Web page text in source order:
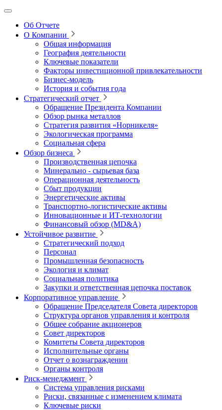
Об Отчете
О Компании
Общая информация
География деятельности
Ключевые показатели
Факторы инвестиционной привлекательности
Бизнес-модель
История и события года
Стратегический отчет
Обращение Президента Компании
Обзор рынка металлов
Стратегия развития «Норникеля»
Экологическая программа
Социальная сфера
Обзор бизнеса
Производственная цепочка
Минерально ‑ сырьевая база
Операционная деятельность
Сбыт продукции
Энергетические активы
Транспортно-логистические активы
Инновационные и ИТ‑технологии
Финансовый обзор (MD&A)
Устойчивое развитие
Стратегический подход
Персонал
Промышленная безопасность
Экология и климат
Социальная политика
Закупки и ответственная цепочка поставок
Корпоративное управление
Обращение Председателя Совета директоров
Структура органов управления и контроля
Общее собрание акционеров
Совет директоров
Комитеты Совета директоров
Исполнительные органы
Отчет о вознаграждении
Органы контроля
Риск-менеджмент
Система управления рисками
Риски, связанные с изменением климата
Ключевые риски